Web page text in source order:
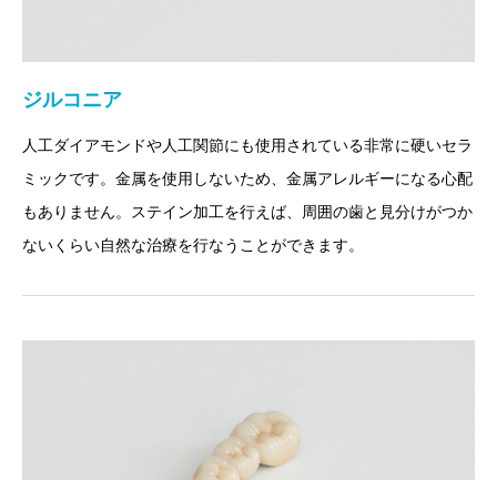
ジルコニア
人工ダイアモンドや人工関節にも使用されている非常に硬いセラ
ミックです。金属を使用しないため、金属アレルギーになる心配
もありません。ステイン加工を行えば、周囲の歯と見分けがつか
ないくらい自然な治療を行なうことができます。